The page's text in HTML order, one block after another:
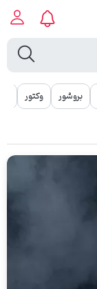
بروشور وکتور